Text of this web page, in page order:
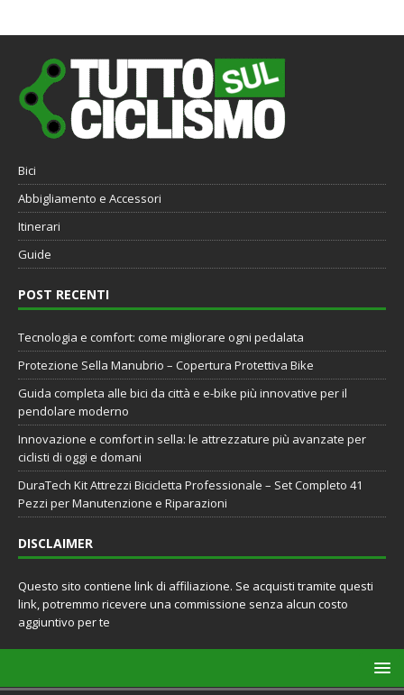
Bici
Abbigliamento e Accessori
Itinerari
Guide
POST RECENTI
Tecnologia e comfort: come migliorare ogni pedalata
Protezione Sella Manubrio – Copertura Protettiva Bike
Guida completa alle bici da città e e-bike più innovative per il
pendolare moderno
Innovazione e comfort in sella: le attrezzature più avanzate per
ciclisti di oggi e domani
DuraTech Kit Attrezzi Bicicletta Professionale – Set Completo 41
Pezzi per Manutenzione e Riparazioni
DISCLAIMER
Questo sito contiene link di affiliazione. Se acquisti tramite questi
link, potremmo ricevere una commissione senza alcun costo
aggiuntivo per te